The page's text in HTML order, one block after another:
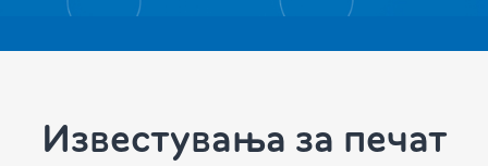
Известувања за печат